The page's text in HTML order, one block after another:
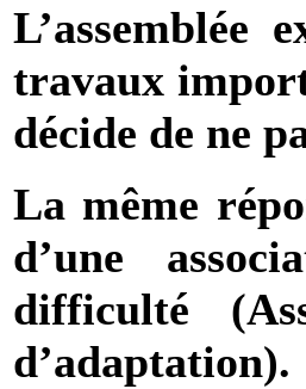
L’assemblée
travaux
décide de ne
La même
d’une
difficulté
d’adaptation).